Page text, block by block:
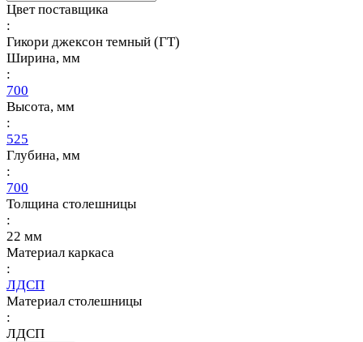
Цвет поставщика
:
Гикори джексон темный (ГТ)
Ширина, мм
:
700
Высота, мм
:
525
Глубина, мм
:
700
Толщина столешницы
:
22 мм
Материал каркаса
:
ЛДСП
Материал столешницы
:
ЛДСП